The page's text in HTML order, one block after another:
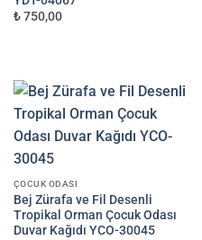
₺ 750,00
ÇOCUK ODASI
Bej Zürafa ve Fil Desenli
Tropikal Orman Çocuk Odası
Duvar Kağıdı YCO-30045